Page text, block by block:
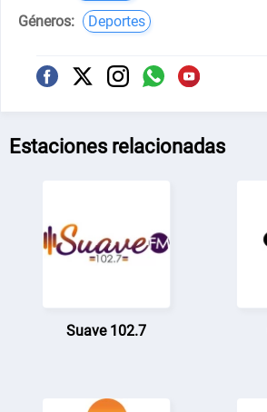
Géneros:
Deportes
Estaciones relacionadas
Suave 102.7